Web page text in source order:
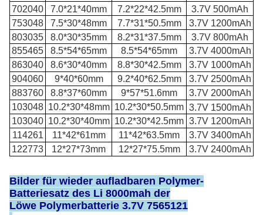
702040
7.0*21*40mm 7.2*22*42.5mm
3.7V 500mAh
753048
7.5*30*48mm 7.7*31*50.5mm
3.7V 1200mAh
803035
8.0*30*35mm 8.2*31*37.5mm
3.7V 800mAh
855465
8.5*54*65mm 8.5*54*65mm
3.7V 4000mAh
863040
8.6*30*40mm 8.8*30*42.5mm
3.7V 1000mAh
904060
9*40*60mm 9.2*40*62.5mm
3.7V 2500mAh
883760
8.8*37*60mm 9*57*51.6mm
3.7V 2000mAh
103048 10.2*30*48mm 10.2*30*50.5mm 3.7V 1500mAh
103040 10.2*30*40mm 10.2*30*42.5mm 3.7V 1200mAh
114261
11*42*61mm 11*42*63.5mm
3.7V 3400mAh
122773
12*27*73mm 12*27*75.5mm 3.7V 2400mAh
Bilder für wieder aufladbaren Polymer-
Batteriesatz des Li 8000mah der
Löwe Polymerbatterie 3.7V 7565121